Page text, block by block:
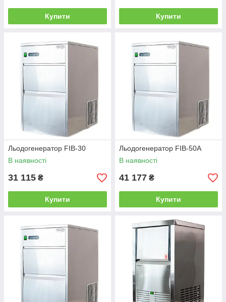
Купити Купити
Льодогенератор FIB-30
В наявності
31 115 ₴
Купити
Льодогенератор FIB-50A
В наявності
41 177 ₴
Купити